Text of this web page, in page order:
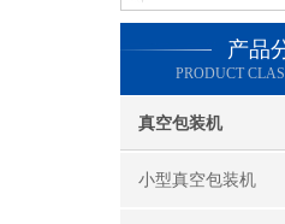
产品
PRODUCT
真空包装机
小型真空包装机